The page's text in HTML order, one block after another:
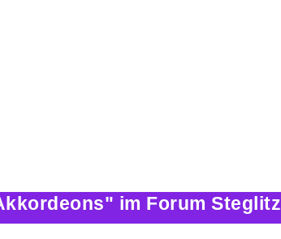
im Forum Steglitz